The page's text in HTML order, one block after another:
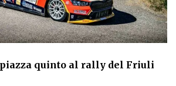
quinto al rally del Friuli